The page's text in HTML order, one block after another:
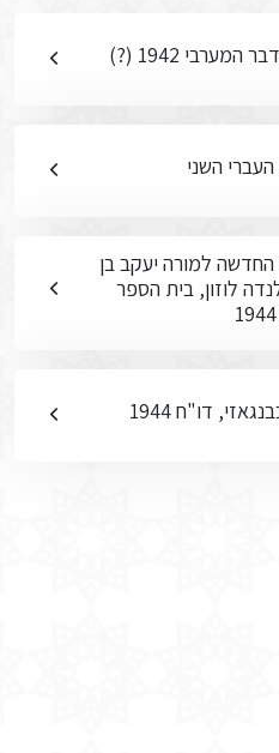
1942 (?)
השני
החדשה למורה יעקב בן
לוזון, בית הספר
דו"ח 1944